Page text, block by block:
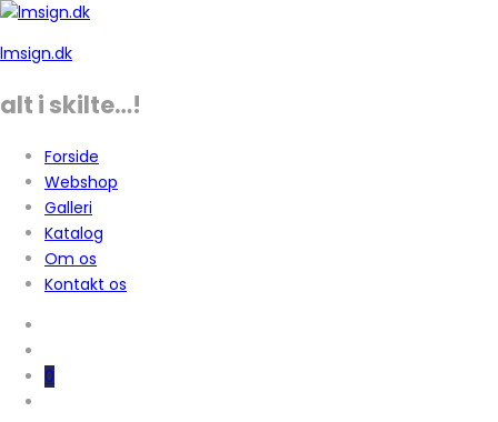
lmsign.dk
alt i skilte…!
Forside
Webshop
Galleri
Katalog
Om os
Kontakt os
0